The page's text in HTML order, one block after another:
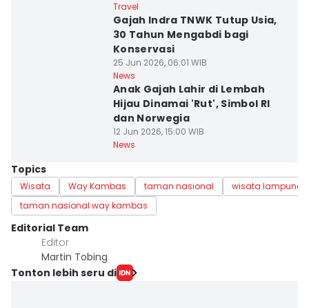
Travel
Gajah Indra TNWK Tutup Usia,
30 Tahun Mengabdi bagi
Konservasi
25 Jun 2026, 06:01 WIB
News
Anak Gajah Lahir di Lembah
Hijau Dinamai 'Rut', Simbol RI
dan Norwegia
12 Jun 2026, 15:00 WIB
News
Topics
Wisata Way Kambas taman nasional
wisata lampung
taman nasional way kambas
Editorial Team
Editor
Martin Tobing
Tonton lebih seru di